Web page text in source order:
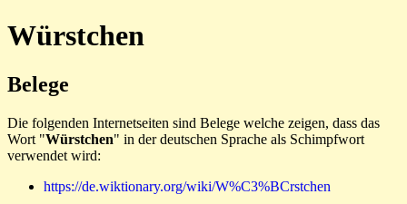
Würstchen
Belege
Die folgenden Internetseiten sind Belege welche zeigen, dass das
Wort "Würstchen" in der deutschen Sprache als Schimpfwort
verwendet wird:
https://de.wiktionary.org/wiki/W%C3%BCrstchen